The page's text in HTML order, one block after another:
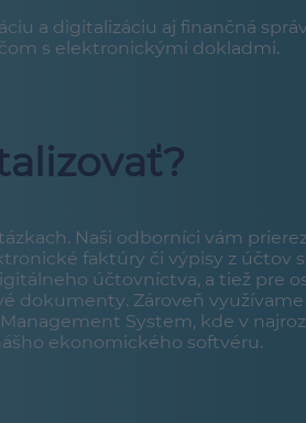
a digitalizáciu aj finančná
s elektronickými dokladmi.
Naši odborníci vám
faktúry či výpisy z
účtovníctva, a tiež pre
dokumenty. Zároveň
System, kde v
ekonomického softvéru.